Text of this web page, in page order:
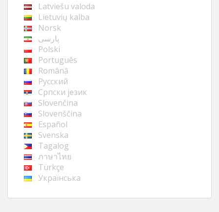
Latviešu valoda
Lietuvių kalba
Norsk
پارسی
Polski
Português
Română
Русский
Cрпски језик
Slovenčina
Slovenščina
Español
Svenska
Tagalog
ภาษาไทย
Türkçe
Українська